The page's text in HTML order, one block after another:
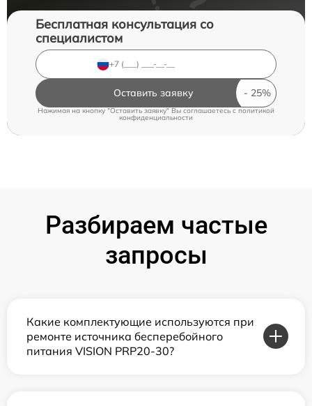
Бесплатная консультация со
специалистом
Оставить заявку
Нажимая на кнопку "Оставить заявку" Вы соглашаетесь cполитикой
конфиденциальности
Разбираем частые
запросы
Какие комплектующие используются при
ремонте источника бесперебойного
питания VISION PRP20-30?